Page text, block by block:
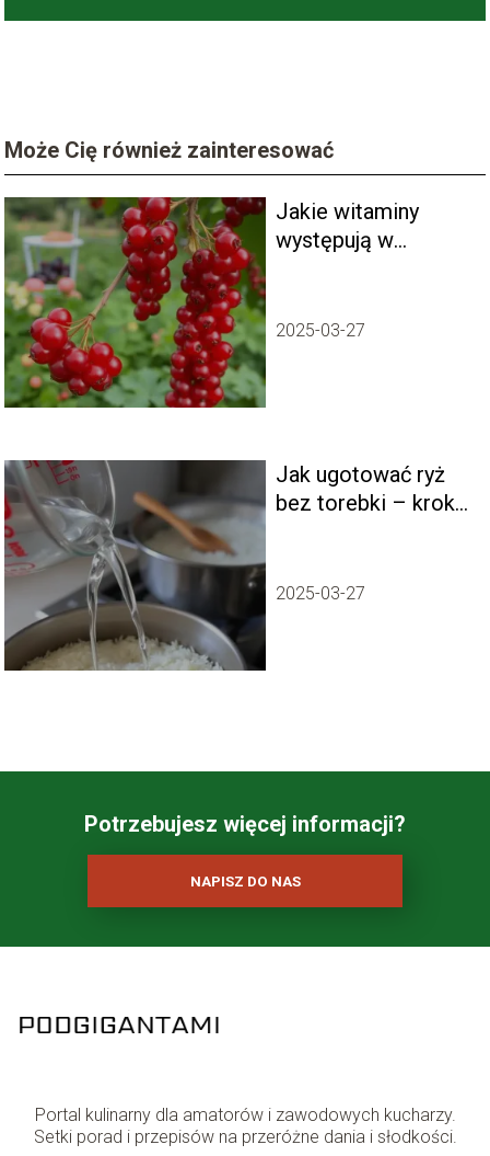
Może Cię również zainteresować
Jakie witaminy
występują w
2025-03-27
Jak ugotować ryż
bez torebki – krok
2025-03-27
Potrzebujesz więcej informacji?
NAPISZ DO NAS
Portal kulinarny dla amatorów i zawodowych kucharzy.
Setki porad i przepisów na przeróżne dania i słodkości.